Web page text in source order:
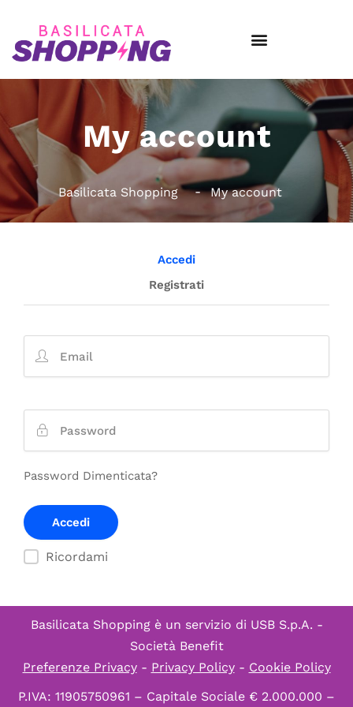
My account
Basilicata Shopping My account
Accedi
Registrati
Password Dimenticata?
Ricordami
Basilicata Shopping è un servizio di USB S.p.A. -
Società Benefit
Preferenze Privacy- Privacy Policy- Cookie Policy
P.IVA: 11905750961 – Capitale Sociale € 2.000.000 –